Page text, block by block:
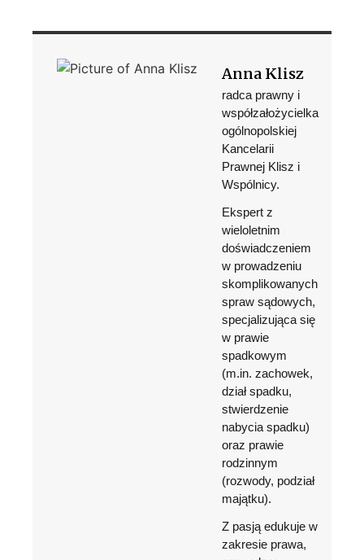
Anna Klisz
radca prawny i
współzałożycielka
ogólnopolskiej
Kancelarii
Prawnej Klisz i
Wspólnicy.
Ekspert z
wieloletnim
doświadczeniem
w prowadzeniu
skomplikowanych
spraw sądowych,
specjalizująca się
w prawie
spadkowym
(m.in. zachowek,
dział spadku,
stwierdzenie
nabycia spadku)
oraz prawie
rodzinnym
(rozwody, podział
majątku).
Z pasją edukuje w
zakresie prawa,